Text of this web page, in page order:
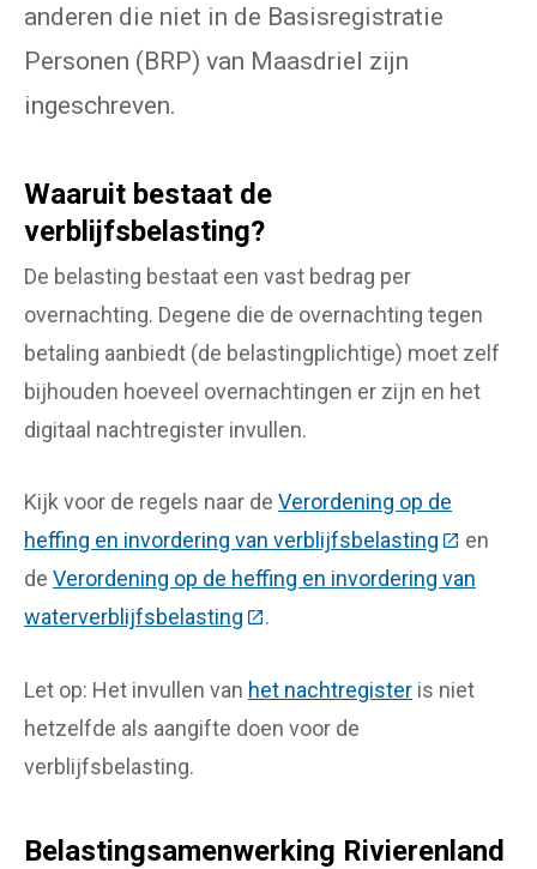
anderen die niet in de Basisregistratie
Personen (BRP) van Maasdriel zijn
ingeschreven.
Waaruit bestaat de
verblijfsbelasting?
De belasting bestaat een vast bedrag per
overnachting. Degene die de overnachting tegen
betaling aanbiedt (de belastingplichtige) moet zelf
bijhouden hoeveel overnachtingen er zijn en het
digitaal nachtregister invullen.
Kijk voor de regels naar de Verordening op de
heffing en invordering van verblijfsbelasting (Deze
en
de Verordening op de heffing en invordering van
waterverblijfsbelasting (Deze link gaat naar een
.
Let op: Het invullen van het nachtregister is niet
hetzelfde als aangifte doen voor de
verblijfsbelasting.
Belastingsamenwerking Rivierenland